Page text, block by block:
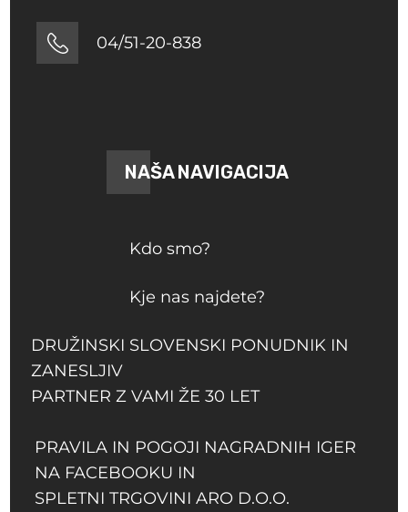
04/51-20-838
NAŠA NAVIGACIJA
Kdo smo?
Kje nas najdete?
DRUŽINSKI SLOVENSKI PONUDNIK IN
ZANESLJIV
PARTNER Z VAMI ŽE 30 LET
PRAVILA IN POGOJI NAGRADNIH IGER
NA FACEBOOKU IN
SPLETNI TRGOVINI ARO D.O.O.